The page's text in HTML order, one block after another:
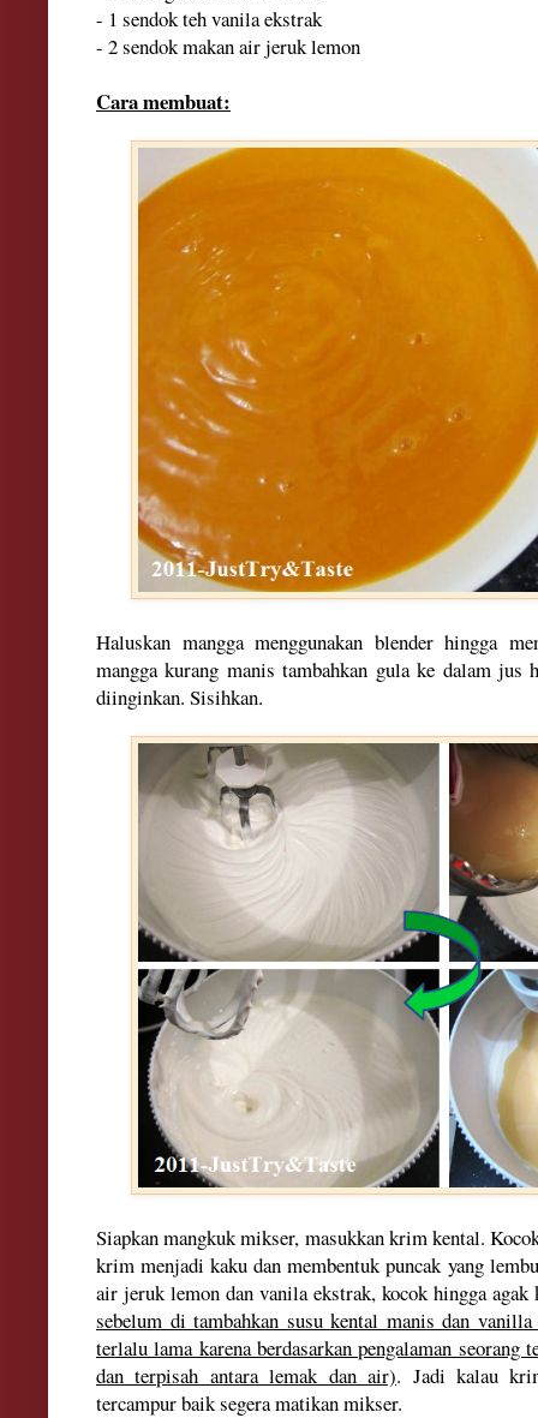
- 1 sendok teh vanila ekstrak
- 2 sendok makan air jeruk lemon
Cara membuat:
Haluskan mangga menggunakan blender hingga
mangga kurang manis tambahkan gula ke dalam jus
diinginkan. Sisihkan.
Siapkan mangkuk mikser, masukkan krim kental.
krim menjadi kaku dan membentuk puncak yang
air jeruk lemon dan vanila ekstrak, kocok hingga agak
sebelum di tambahkan susu kental manis dan
terlalu lama karena berdasarkan pengalaman
dan terpisah antara lemak dan air). Jadi kalau
tercampur baik segera matikan mikser.